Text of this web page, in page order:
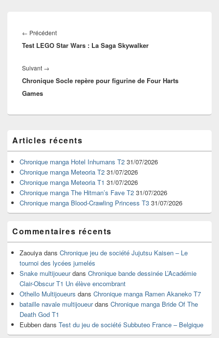
de
l’article
← PrécédentArticle
précédent :
Test LEGO Star Wars : La Saga Skywalker
Suivant →
suivant :
Chronique Socle repère pour figurine de Four Harts
Games
principale
de
widget
pour
barre
latérale
Articles récents
Chronique manga Hotel Inhumans T2 31/07/2026
Chronique manga Meteoria T2 31/07/2026
Chronique manga Meteoria T1 31/07/2026
Chronique manga The Hitman’s Fave T2 31/07/2026
Chronique manga Blood-Crawling Princess T3 31/07/2026
Commentaires récents
Zaouiya dans Chronique jeu de société Jujutsu Kaisen – Le
tournoi des lycées jumelés
Snake multijoueurdans Chronique bande dessinée L’Académie
Clair-Obscur T1 Un élève encombrant
Othello Multijoueurs dans Chronique manga Ramen Akaneko T7
bataille navale multijoueurdans Chronique manga Bride Of The
Death God T1
Eubben dans Test du jeu de société Subbuteo France – Belgique